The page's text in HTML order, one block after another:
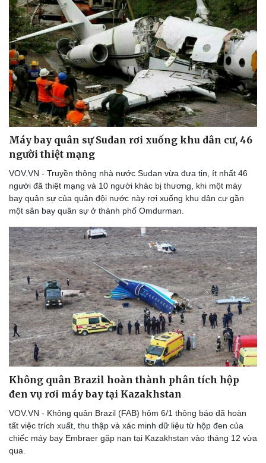
Thể thao
Máy bay quân sự Sudan rơi xuống khu dân cư, 46
người thiệt mạng
VOV.VN - Truyền thông nhà nước Sudan vừa đưa tin, ít nhất 46
người đã thiệt mạng và 10 người khác bị thương, khi một máy
bay quân sự của quân đội nước này rơi xuống khu dân cư gần
một sân bay quân sự ở thành phố Omdurman.
Không quân Brazil hoàn thành phân tích hộp
đen vụ rơi máy bay tại Kazakhstan
VOV.VN - Không quân Brazil (FAB) hôm 6/1 thông báo đã hoàn
tất việc trích xuất, thu thập và xác minh dữ liệu từ hộp đen của
chiếc máy bay Embraer gặp nạn tại Kazakhstan vào tháng 12 vừa
qua.